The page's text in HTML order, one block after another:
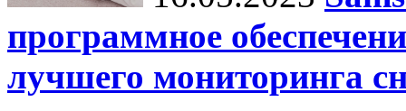
программное
лучшего мониторинга